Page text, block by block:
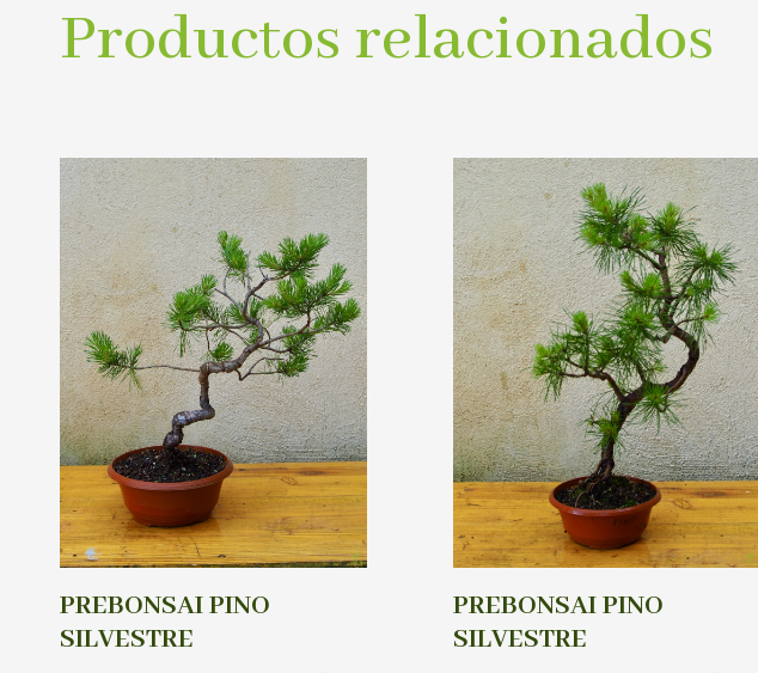
Productos relacionados
PREBONSAI PINO
SILVESTRE
PREBONSAI PINO
SILVESTRE